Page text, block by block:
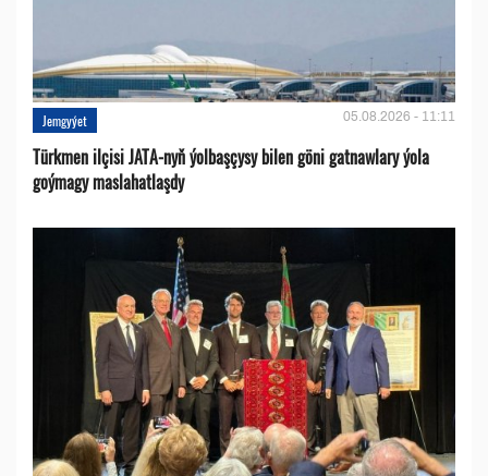
Jemgyýet 05.08.2026 - 11:11
Türkmen ilçisi JATA-nyň ýolbaşçysy bilen göni gatnawlary ýola
goýmagy maslahatlaşdy